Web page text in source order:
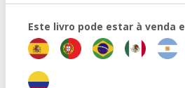
Este livro pode estar à venda